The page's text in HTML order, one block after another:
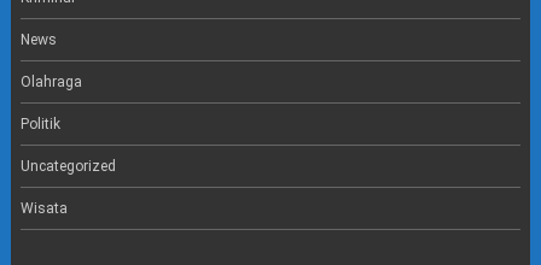
News
Olahraga
Politik
Uncategorized
Wisata